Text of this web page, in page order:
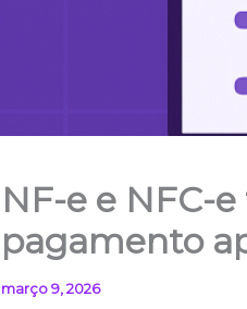
NF-e e NFC-
pagamento
março 9, 2026